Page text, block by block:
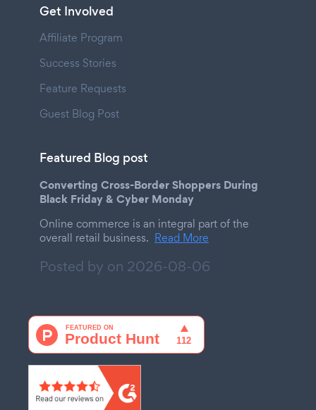
Get Involved
Affiliate Program
Success Stories
Feature Requests
Guest Blog Post
Featured Blog post
Converting Cross-Border Shoppers During
Black Friday & Cyber Monday
Online commerce is an integral part of the
overall retail business. Read More
Posted by on 2026-08-06